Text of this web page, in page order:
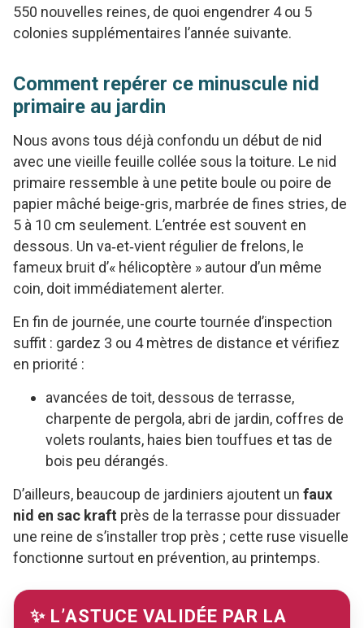
550 nouvelles reines, de quoi engendrer 4 ou 5
colonies supplémentaires l’année suivante.
Comment repérer ce minuscule nid
primaire au jardin
Nous avons tous déjà confondu un début de nid
avec une vieille feuille collée sous la toiture. Le nid
primaire ressemble à une petite boule ou poire de
papier mâché beige-gris, marbrée de fines stries, de
5 à 10 cm seulement. L’entrée est souvent en
dessous. Un va‑et‑vient régulier de frelons, le
fameux bruit d’« hélicoptère » autour d’un même
coin, doit immédiatement alerter.
En fin de journée, une courte tournée d’inspection
suffit : gardez 3 ou 4 mètres de distance et vérifiez
en priorité :
avancées de toit, dessous de terrasse,
charpente de pergola, abri de jardin, coffres de
volets roulants, haies bien touffues et tas de
bois peu dérangés.
D’ailleurs, beaucoup de jardiniers ajoutent un faux
nid en sac kraft près de la terrasse pour dissuader
une reine de s’installer trop près ; cette ruse visuelle
fonctionne surtout en prévention, au printemps.
✨ L’ASTUCE VALIDÉE PAR LA